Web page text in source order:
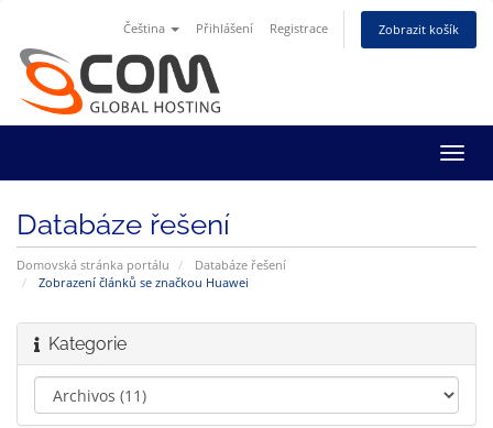
Čeština Přihlášení Registrace Zobrazit košík
Databáze řešení
Domovská stránka portálu
Databáze řešení
Zobrazení článků se značkou Huawei
Kategorie